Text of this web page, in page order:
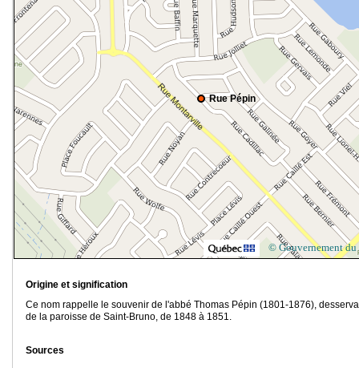
Rue Pépin
© Gouvernement du
Origine et signification
Ce nom rappelle le souvenir de l'abbé Thomas Pépin (1801-1876),
de la paroisse de Saint-Bruno, de 1848 à 1851.
Sources